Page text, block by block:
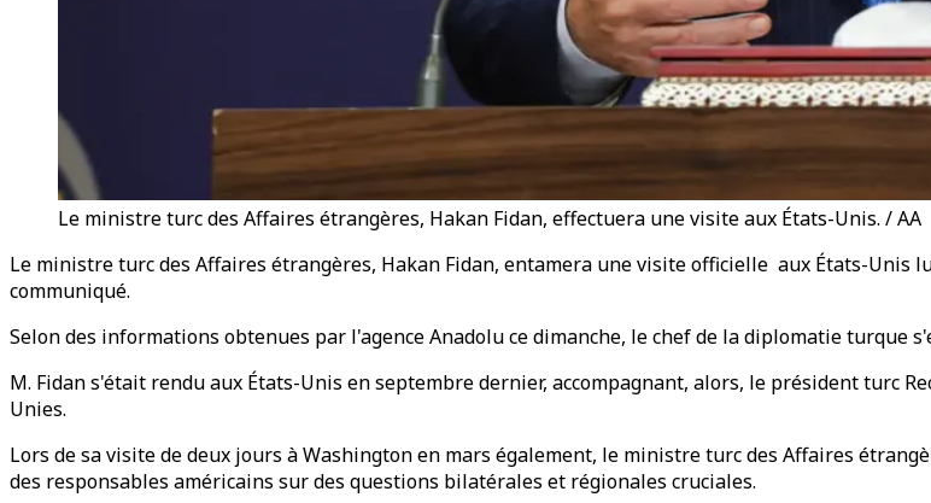
Le ministre turc des Affaires étrangères, Hakan Fidan, effectuera une visite aux États-Unis. / AA
Le ministre turc des Affaires étrangères, Hakan Fidan, entamera une visite officielle aux États-Unis
communiqué.
Selon des informations obtenues par l'agence Anadolu ce dimanche, le chef de la diplomatie turque
M. Fidan s'était rendu aux États-Unis en septembre dernier, accompagnant, alors, le président turc
Unies.
Lors de sa visite de deux jours à Washington en mars également, le ministre turc des Affaires
des responsables américains sur des questions bilatérales et régionales cruciales.